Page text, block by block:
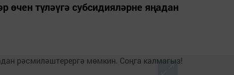
өчен түләүгә субсидияләрне яңадан